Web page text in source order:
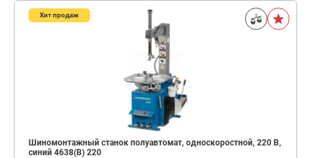
Хит продаж
Шиномонтажный станок полуавтомат, односкоростной, 220 В,
синий 4638(B) 220